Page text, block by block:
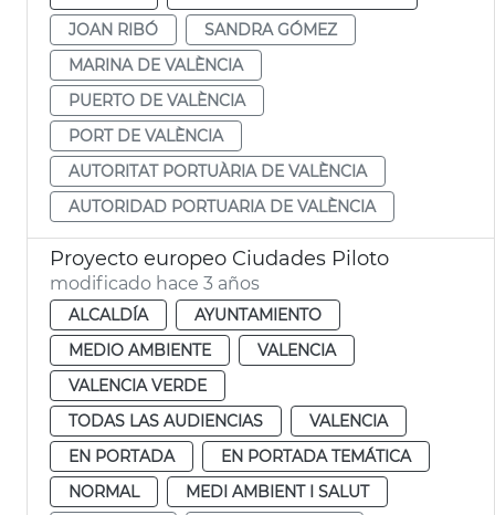
JOAN RIBÓ
SANDRA GÓMEZ
MARINA DE VALÈNCIA
PUERTO DE VALÈNCIA
PORT DE VALÈNCIA
AUTORITAT PORTUÀRIA DE VALÈNCIA
AUTORIDAD PORTUARIA DE VALÈNCIA
Proyecto europeo Ciudades Piloto
modificado hace 3 años
ALCALDÍA
AYUNTAMIENTO
MEDIO AMBIENTE
VALENCIA
VALENCIA VERDE
TODAS LAS AUDIENCIAS
VALENCIA
EN PORTADA
EN PORTADA TEMÁTICA
NORMAL
MEDI AMBIENT I SALUT